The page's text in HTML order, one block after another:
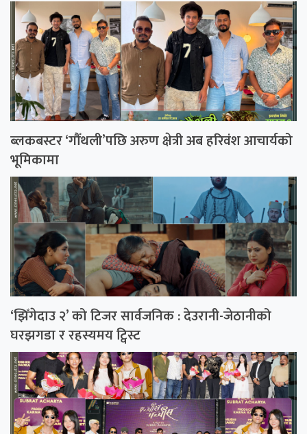
ब्लकबस्टर ‘गौँथली’पछि अरुण क्षेत्री अब हरिवंश आचार्यको
भूमिकामा
‘झिँगेदाउ २’ को टिजर सार्वजनिक : देउरानी-जेठानीको
घरझगडा र रहस्यमय ट्विस्ट